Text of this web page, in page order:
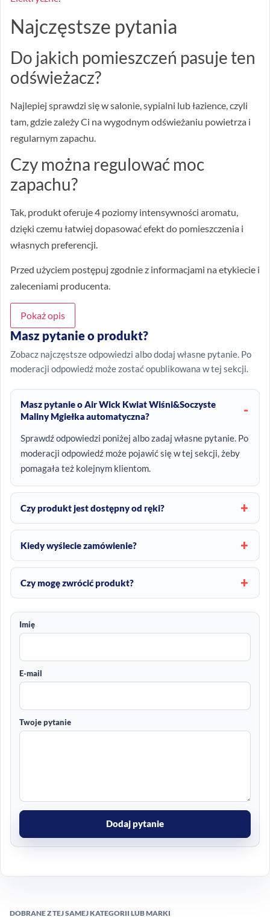
Najczęstsze pytania
Do jakich pomieszczeń pasuje ten
odświeżacz?
Najlepiej sprawdzi się w salonie, sypialni lub łazience, czyli
tam, gdzie zależy Ci na wygodnym odświeżaniu powietrza i
regularnym zapachu.
Czy można regulować moc
zapachu?
Tak, produkt oferuje 4 poziomy intensywności aromatu,
dzięki czemu łatwiej dopasować efekt do pomieszczenia i
własnych preferencji.
Przed użyciem postępuj zgodnie z informacjami na etykiecie i
zaleceniami producenta.
Pokaż opis
Masz pytanie o produkt?
Zobacz najczęstsze odpowiedzi albo dodaj własne pytanie. Po
moderacji odpowiedź może zostać opublikowana w tej sekcji.
Masz pytanie o Air Wick Kwiat Wiśni&Soczyste
Maliny Mgiełka automatyczna?
Sprawdź odpowiedzi poniżej albo zadaj własne pytanie. Po
moderacji odpowiedź może pojawić się w tej sekcji, żeby
pomagała też kolejnym klientom.
Czy produkt jest dostępny od ręki?
Kiedy wyślecie zamówienie?
Czy mogę zwrócić produkt?
Imię
E-mail
Twoje pytanie
Dodaj pytanie
DOBRANE Z TEJ SAMEJ KATEGORII LUB MARKI